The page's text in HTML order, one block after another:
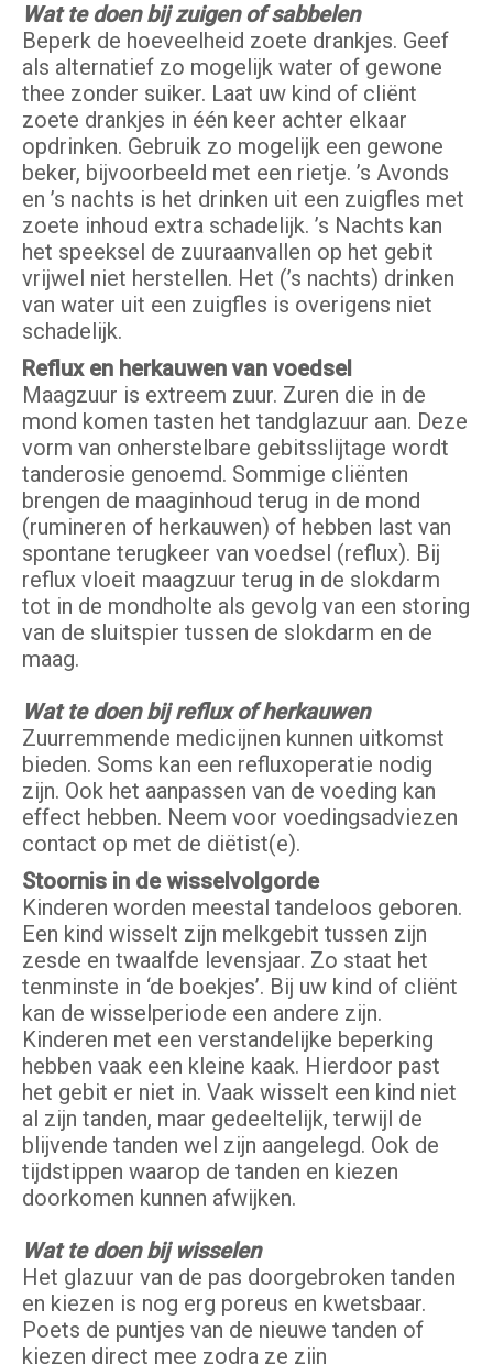
Wat te doen bij zuigen of sabbelen
Beperk de hoeveelheid zoete drankjes. Geef
als alternatief zo mogelijk water of gewone
thee zonder suiker. Laat uw kind of cliënt
zoete drankjes in één keer achter elkaar
opdrinken. Gebruik zo mogelijk een gewone
beker, bijvoorbeeld met een rietje. ’s Avonds
en ’s nachts is het drinken uit een zuigfles met
zoete inhoud extra schadelijk. ’s Nachts kan
het speeksel de zuuraanvallen op het gebit
vrijwel niet herstellen. Het (’s nachts) drinken
van water uit een zuigfles is overigens niet
schadelijk.
Reflux en herkauwen van voedsel
Maagzuur is extreem zuur. Zuren die in de
mond komen tasten het tandglazuur aan. Deze
vorm van onherstelbare gebitsslijtage wordt
tanderosie genoemd. Sommige cliënten
brengen de maaginhoud terug in de mond
(rumineren of herkauwen) of hebben last van
spontane terugkeer van voedsel (reflux). Bij
reflux vloeit maagzuur terug in de slokdarm
tot in de mondholte als gevolg van een storing
van de sluitspier tussen de slokdarm en de
maag.
Wat te doen bij reflux of herkauwen
Zuurremmende medicijnen kunnen uitkomst
bieden. Soms kan een refluxoperatie nodig
zijn. Ook het aanpassen van de voeding kan
effect hebben. Neem voor voedingsadviezen
contact op met de diëtist(e).
Stoornis in de wisselvolgorde
Kinderen worden meestal tandeloos geboren.
Een kind wisselt zijn melkgebit tussen zijn
zesde en twaalfde levensjaar. Zo staat het
tenminste in ‘de boekjes’. Bij uw kind of cliënt
kan de wisselperiode een andere zijn.
Kinderen met een verstandelijke beperking
hebben vaak een kleine kaak. Hierdoor past
het gebit er niet in. Vaak wisselt een kind niet
al zijn tanden, maar gedeeltelijk, terwijl de
blijvende tanden wel zijn aangelegd. Ook de
tijdstippen waarop de tanden en kiezen
doorkomen kunnen afwijken.
Wat te doen bij wisselen
Het glazuur van de pas doorgebroken tanden
en kiezen is nog erg poreus en kwetsbaar.
Poets de puntjes van de nieuwe tanden of
kiezen direct mee zodra ze zijn